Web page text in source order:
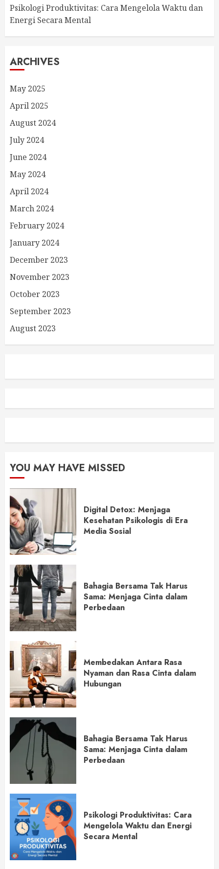
Psikologi Produktivitas: Cara Mengelola Waktu dan
Energi Secara Mental
ARCHIVES
May 2025
April 2025
August 2024
July 2024
June 2024
May 2024
April 2024
March 2024
February 2024
January 2024
December 2023
November 2023
October 2023
September 2023
August 2023
YOU MAY HAVE MISSED
Digital Detox: Menjaga
Kesehatan Psikologis di Era
Media Sosial
Bahagia Bersama Tak Harus
Sama: Menjaga Cinta dalam
Perbedaan
Membedakan Antara Rasa
Nyaman dan Rasa Cinta dalam
Hubungan
Bahagia Bersama Tak Harus
Sama: Menjaga Cinta dalam
Perbedaan
Psikologi Produktivitas: Cara
Mengelola Waktu dan Energi
Secara Mental